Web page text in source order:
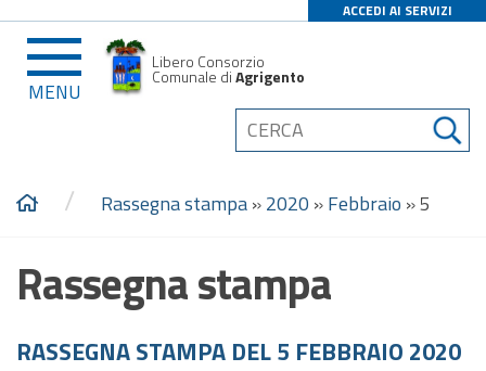
ACCEDI AI SERVIZI
MENU
Libero Consorzio
Comunale diAgrigento
/ Rassegna stampa»2020 »Febbraio »5
Rassegna stampa
RASSEGNA STAMPA DEL 5 FEBBRAIO 2020